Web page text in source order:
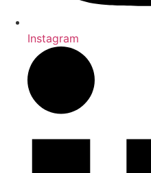
Instagram